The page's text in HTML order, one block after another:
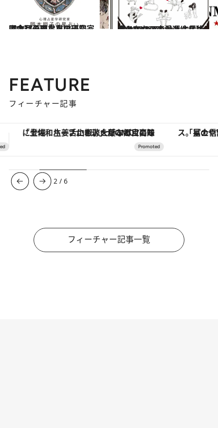
2026.7.31
【今月のあなたの運勢は？】心理占星学研究家 岡本翔子の星占い
占い 2024.6.15
【あなたの恋愛運は？】JINMUのアムール占星術 愛とエロスのジンムリズム
占い
FEATURE
フィーチャー記事
「星のや富士」でデジタルデトックス。冨士信仰の歴史を辿り、心身を調える。 ヴァシュロン・コンスタンタ
3 /6
フィーチャー記事一覧